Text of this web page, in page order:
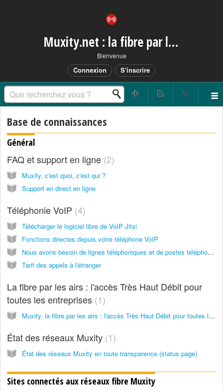
Muxity.net : la fibre par les airs
Bienvenue
Connexion S'inscrire
Base de connaissances
Général
FAQ et support en ligne 2
Muxity, c'est quoi, c'est qui ?
Support en direct en ligne
Téléphonie VoIP 4
Télécharger le logiciel libre de VoIP Jitsi
Fonctions directes depuis votre téléphone VoIP
Nous avons besoin de lignes téléphoniques et de postes téléphoniques : que proposez-vous ?
Tarif des appels à l'étranger
La fibre par les airs : l'accès Très Haut Débit pour
toutes les entreprises 1
Muxity, la fibre par les airs : l'accès Très Haut Débit pour toutes les entreprises
État des réseaux Muxity 1
État des réseaux Muxity en toute transparence (status page)
Sites connectés aux réseaux fibre Muxity